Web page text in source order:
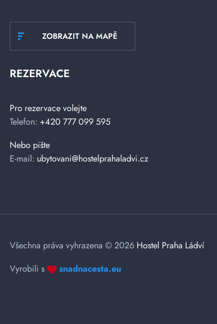
ZOBRAZIT NA MAPĚ
REZERVACE
Pro rezervace volejte
Telefon: +420 777 099 595
Nebo pište
E-mail: ubytovani@hostelprahaladvi.cz
Všechna práva vyhrazena © 2026 Hostel Praha Ládví
Vyrobili s
snadnacesta.eu